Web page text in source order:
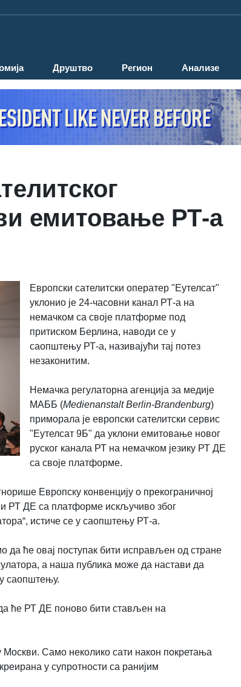
Друштво Регион Анализе
емитовање РТ-а
Европски сателитски оператер "Еутелсат"
уклонио је 24-часовни канал РТ-а на
немачком са своје платформе под
притиском Берлина, наводи се у
саопштењу РТ-а, називајући тај потез
незаконитим.
Немачка регулаторна агенција за медије
МАББ (Medienanstalt Berlin-Brandenburg)
приморала је европски сателитски сервис
"Еутелсат 9Б" да уклони емитовање новог
руског канала РТ на немачком језику РТ ДЕ
са своје платформе.
Европску конвенцију о прекограничној
РТ ДЕ са платформе искључиво због
истиче се у саопштењу РТ-а.
да ће овај поступак бити исправљен од стране
а наша публика може да настави да
саопштењу.
ће РТ ДЕ поново бити стављен на
Москви. Само неколико сати након покретања
у супротности са ранијим